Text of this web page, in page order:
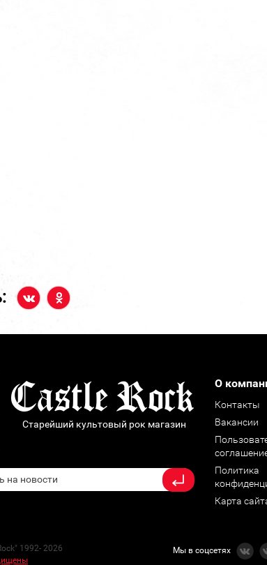
Старейший культовый рок магазин
О
Контакты
Вакансии
Политика
Карта
1992- 2026
Мы в соцсетях